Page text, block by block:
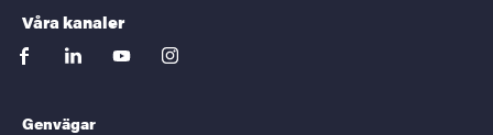
Våra kanaler
facebooklinkedinyoutubeinstagram
Genvägar